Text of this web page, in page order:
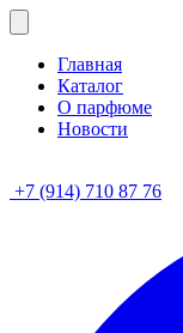
Главная
Каталог
О парфюме
Новости
+7 (914) 710 87 76